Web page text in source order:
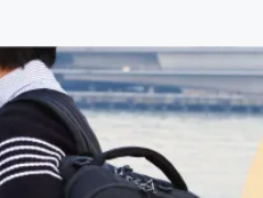
アート・写真
テクノロジー・ガジェット